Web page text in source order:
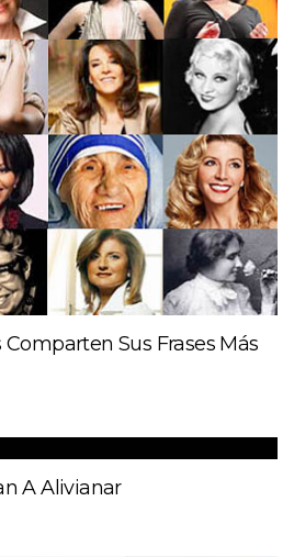
Sus Frases Más
A Alivianar